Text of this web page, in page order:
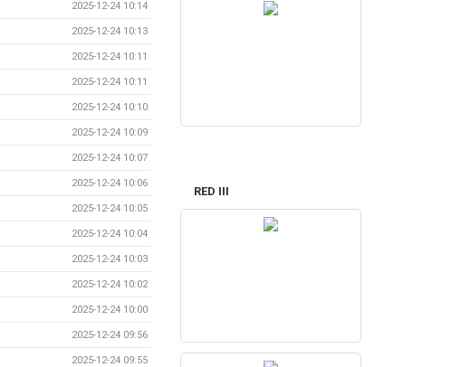
2025-12-24 10:14
2025-12-24 10:13
2025-12-24 10:11
2025-12-24 10:11
2025-12-24 10:10
2025-12-24 10:09
2025-12-24 10:07
2025-12-24 10:06
2025-12-24 10:05
2025-12-24 10:04
2025-12-24 10:03
2025-12-24 10:02
2025-12-24 10:00
2025-12-24 09:56
2025-12-24 09:55
RED III